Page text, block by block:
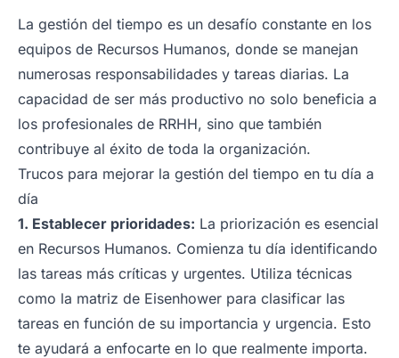
La gestión del tiempo es un desafío constante en los
equipos de Recursos Humanos, donde se manejan
numerosas responsabilidades y tareas diarias. La
capacidad de ser más productivo no solo beneficia a
los profesionales de RRHH, sino que también
contribuye al éxito de toda la organización.
Trucos para mejorar la gestión del tiempo en tu día a
día
1. Establecer prioridades: La priorización es esencial
en Recursos Humanos. Comienza tu día identificando
las tareas más críticas y urgentes. Utiliza técnicas
como la matriz de Eisenhower para clasificar las
tareas en función de su importancia y urgencia. Esto
te ayudará a enfocarte en lo que realmente importa.